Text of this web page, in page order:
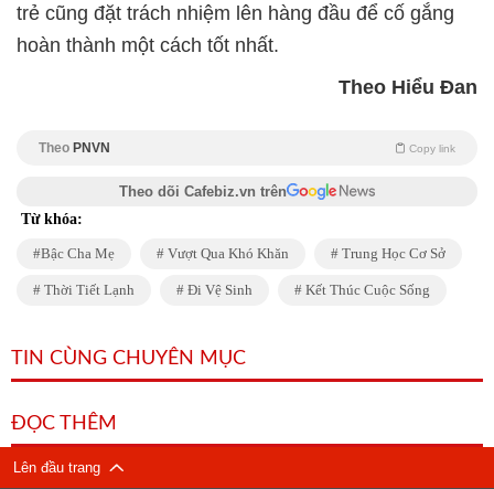
trẻ cũng đặt trách nhiệm lên hàng đầu để cố gắng
hoàn thành một cách tốt nhất.
Theo Hiểu Đan
Theo PNVN Copy link
Theo dõi Cafebiz.vn trên
Từ khóa:
Bậc Cha Mẹ Vượt Qua Khó Khăn Trung Học Cơ Sở
Thời Tiết Lạnh Đi Vệ Sinh Kết Thúc Cuộc Sống
TIN CÙNG CHUYÊN MỤC
ĐỌC THÊM
Lên đầu trang